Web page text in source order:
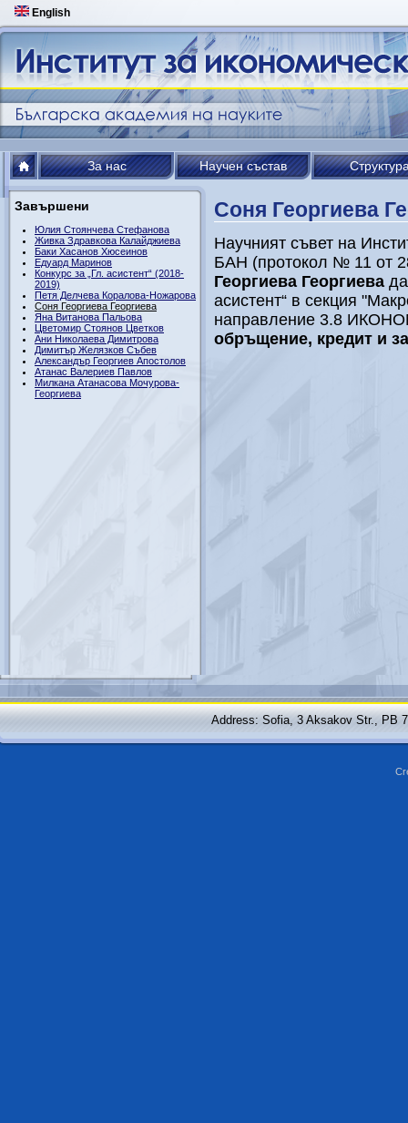
English
За нас Научен състав
Завършени
Юлия Стоянчева Стефанова
Живка Здравкова Калайджиева
Баки Хасанов Хюсеинов
Едуард Маринов
Конкурс за „Гл. асистент“ (2018-
2019)
Петя Делчева Коралова-Ножарова
Соня Георгиева Георгиева
Яна Витанова Пальова
Цветомир Стоянов Цветков
Ани Николаева Димитрова
Димитър Желязков Събев
Александър Георгиев Апостолов
Атанас Валериев Павлов
Милкана Атанасова Мочурова-
Георгиева
Соня Георгиева
Научният съвет на
БАН (протокол № 11 от
Георгиева Георгиева
асистент“ в секция
направление 3.8
обръщение, кредит и
Address: Sofia, 3 Aksakov Str., PB